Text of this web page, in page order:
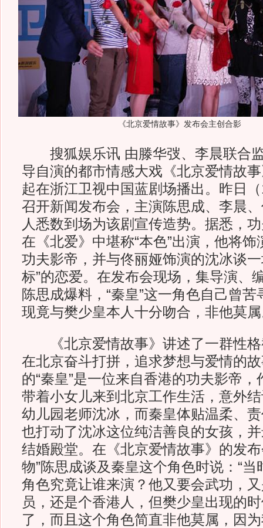
《北京爱情故事》发布会主创合影
搜狐娱乐讯 由滕华弢、李晨联合
导自演的都市情感大戏《北京爱情故
起在浙江卫视中国蓝剧场播出。昨日
召开新闻发布会，主演陈思成、李晨
人悉数到场为该剧宣传造势。据悉，
在《北爱》中堪称“本色”出演，他将
功夫影帝，并与佟丽娅饰演的沈冰谈
标”的恋爱。在发布会现场，集导演、
陈思成爆料，“秦皇”这一角色自己曾
现竟与樊少皇本人十分吻合，非他莫
《北京爱情故事》讲述了一群性格
在北京奋斗打拼，追求梦想与爱情的
的“秦皇”是一位来自香港的功夫影帝
带着小女儿来到北京工作生活，意外
幼儿园老师沈冰，而秦皇体贴温柔、
也打动了沈冰这位纯洁善良的女孩，
结婚殿堂。在《北京爱情故事》的发
物”陈思成谈及秦皇这个角色时说：“
角色究竟让谁来演？他又要会武功，
员，还是个香港人，但樊少皇出现的
了，而且这个角色简直非他莫属，因